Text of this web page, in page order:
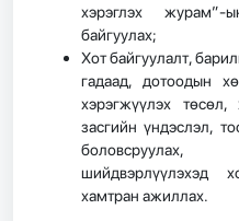
хэрэглэх
байгуулах;
Хот байгуулалт,
гадаад, дотоодын
хэрэгжүүлэх
засгийн үндэслэл,
боловсруулах,
шийдвэрлүүлэхэд
хамтран ажиллах.